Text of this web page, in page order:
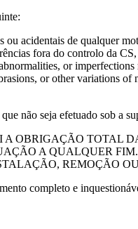
ou acidentais de qualquer
fora do controlo da
or
or other variations
não seja efetuado sob a
OBRIGAÇÃO TOTAL
A QUALQUER
REMOÇÃO
completo e